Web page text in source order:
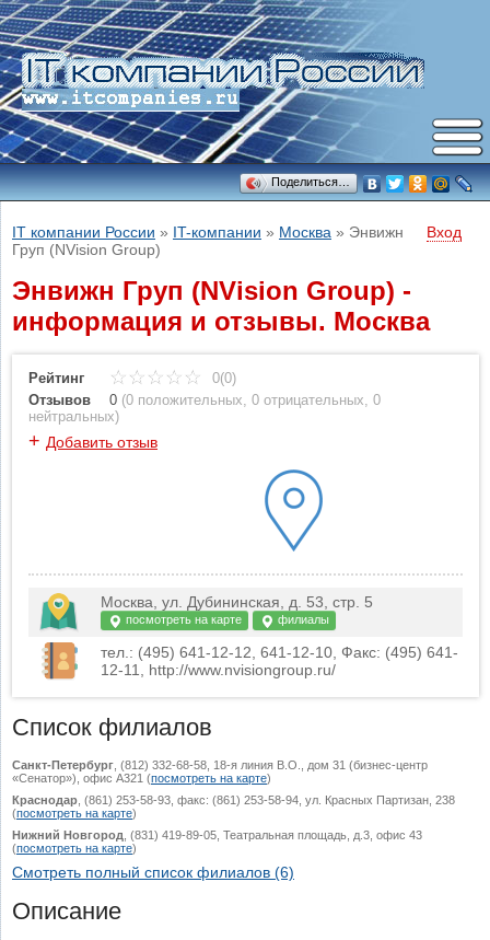
Поделиться…
IT компании России » IT-компании » Москва » Энвижн
Груп (NVision Group)
Вход
Энвижн Груп (NVision Group) -
информация и отзывы. Москва
Рейтинг
0(0)
Отзывов
0 (0 положительных, 0 отрицательных, 0
нейтральных)
+ Добавить отзыв
Москва, ул. Дубининская, д. 53, стр. 5
посмотреть на карте филиалы
тел.: (495) 641-12-12, 641-12-10, Факс: (495) 641-
12-11, http://www.nvisiongroup.ru/
Список филиалов
Санкт-Петербург , (812) 332-68-58, 18-я линия В.О., дом 31 (бизнес-центр
«Сенатор»), офис А321 (посмотреть на карте)
Краснодар , (861) 253-58-93, факс: (861) 253-58-94, ул. Красных Партизан, 238
(посмотреть на карте)
Нижний Новгород , (831) 419-89-05, Театральная площадь, д.3, офис 43
(посмотреть на карте)
Смотреть полный список филиалов (6)
Описание